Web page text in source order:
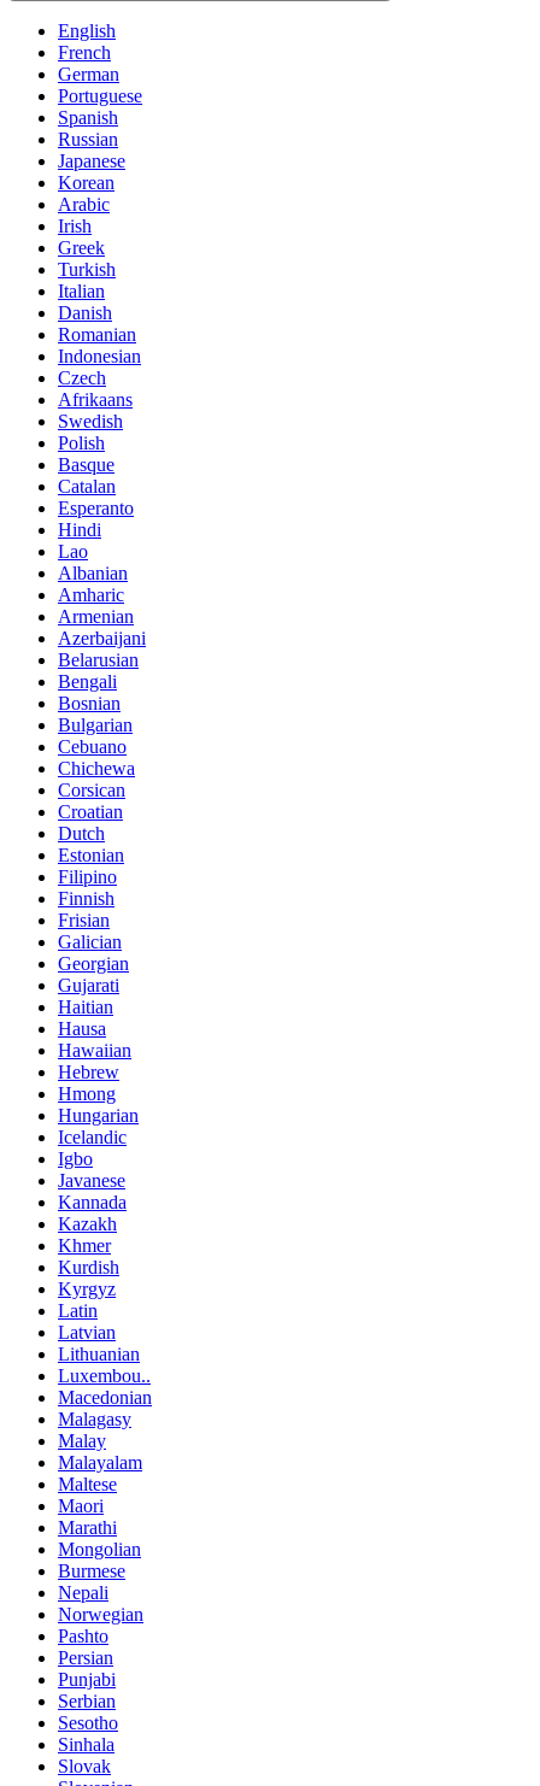
English
French
German
Portuguese
Spanish
Russian
Japanese
Korean
Arabic
Irish
Greek
Turkish
Italian
Danish
Romanian
Indonesian
Czech
Afrikaans
Swedish
Polish
Basque
Catalan
Esperanto
Hindi
Lao
Albanian
Amharic
Armenian
Azerbaijani
Belarusian
Bengali
Bosnian
Bulgarian
Cebuano
Chichewa
Corsican
Croatian
Dutch
Estonian
Filipino
Finnish
Frisian
Galician
Georgian
Gujarati
Haitian
Hausa
Hawaiian
Hebrew
Hmong
Hungarian
Icelandic
Igbo
Javanese
Kannada
Kazakh
Khmer
Kurdish
Kyrgyz
Latin
Latvian
Lithuanian
Luxembou..
Macedonian
Malagasy
Malay
Malayalam
Maltese
Maori
Marathi
Mongolian
Burmese
Nepali
Norwegian
Pashto
Persian
Punjabi
Serbian
Sesotho
Sinhala
Slovak